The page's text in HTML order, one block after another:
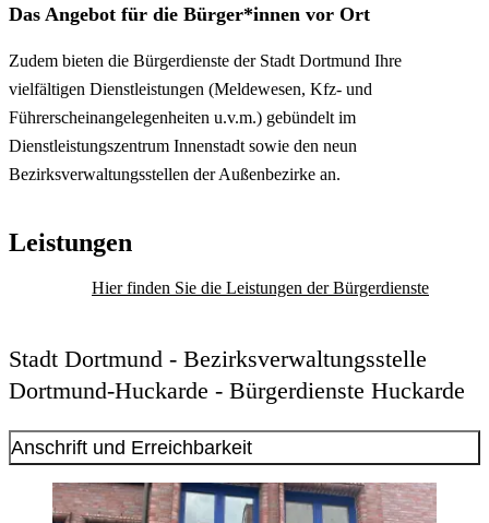
Das Angebot für die Bürger*innen vor Ort
Zudem bieten die Bürgerdienste der Stadt Dortmund Ihre
vielfältigen Dienstleistungen (Meldewesen, Kfz- und
Führerscheinangelegenheiten u.v.m.) gebündelt im
Dienstleistungszentrum Innenstadt sowie den neun
Bezirksverwaltungsstellen der Außenbezirke an.
Leistungen
Hier finden Sie die Leistungen der Bürgerdienste
Stadt Dortmund - Bezirksverwaltungsstelle
Dortmund-Huckarde - Bürgerdienste Huckarde
Anschrift und Erreichbarkeit